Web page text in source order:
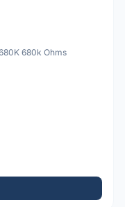
680k Ohms